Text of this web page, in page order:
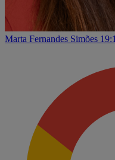
Marta Fernandes Simões